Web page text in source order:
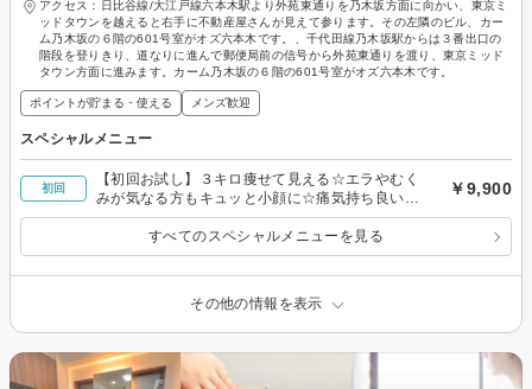
アクセス：日比谷線/大江戸線六本木駅より外苑東通りを乃木坂方面に向かい、東京ミ
ッドタウンを越えると右手に不動産屋さんが見えて参ります。その左隣のビル、カー
ム乃木坂の６階の601号室がオズ六本木です。、千代田線乃木坂駅からは３番出口の
階段を登りきり、道なりに進んで郵便局前の信号から外苑東通りを渡り、東京ミッド
タウン方面に進みます。カーム乃木坂の６階の601号室がオズ六本木です。
ポイントが貯まる・使える メンズ歓迎
スペシャルメニュー
初回
【初回お試し】３キロ痩せて見える☆エラやむく
みが気なる方もキュッと小顔に☆痛気持ち良い小
顔矯正コース
￥9,900
すべてのスペシャルメニューを見る
その他の情報を表示